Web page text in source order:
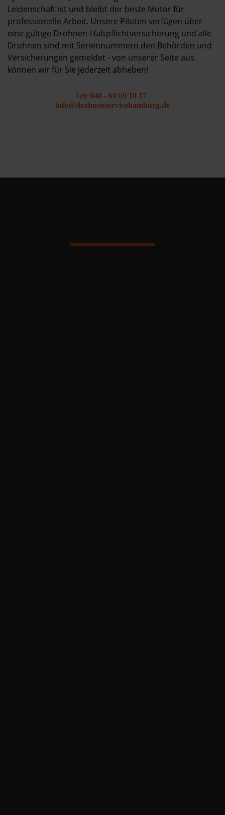
Leidenschaft ist und bleibt der beste Motor für
professionelle Arbeit. Unsere Piloten verfügen über
eine gültige Drohnen-Haftpflichtversicherung und alle
Drohnen sind mit Seriennummern den Behörden und
Versicherungen gemeldet - von unserer Seite aus
können wir für Sie jederzeit abheben!
Tel: 040 - 69 69 10 17
info@drohnenservicehamburg.de